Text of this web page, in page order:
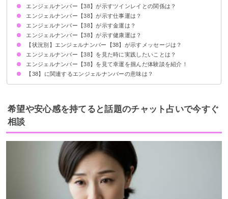
片思いしている時
復縁したい時
恋人との関係について
結婚を考えている場合
別れ・離婚したい時
エンジェルナンバー【38】が示すツインレイとの関係は？
互いの魂が影響を与え合い成長を促しています
サイレント期間の場合
エンジェルナンバー【38】が示す仕事運は？
エンジェルナンバー【38】が示す金運は？
エンジェルナンバー【38】が示す健康運は？
【状況別】エンジェルナンバー【38】が示すメッセージは？
何度も【38】を見る場合
車のナンバープレートで【38】を見る場合
エンジェルナンバー【38】を見た時に実践したいことは？
瞑想や月光浴をして浄化する
お財布を買い換える
これまでの人生を振り返る機会を設けてみる
エンジェルナンバー【38】を見て幸運を掴んだ体験談を紹介！
成績が上がり将来へのビジョンが明確になった
心を開いたことで自分らしく過ごせるようになった
積極的な行動がキャリアアップに繋がった
【38】に関連するエンジェルナンバーの意味は？
エンジェルナンバー【3838】
希望や安心感を持てると話題のチャット占いで今すぐ
相談